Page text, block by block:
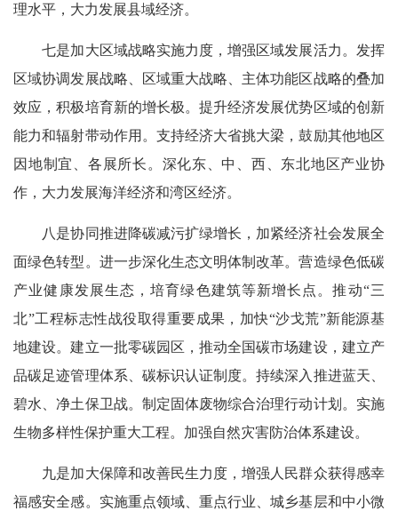
理水平，大力发展县域经济。
七是加大区域战略实施力度，增强区域发展活力。发挥
区域协调发展战略、区域重大战略、主体功能区战略的叠加
效应，积极培育新的增长极。提升经济发展优势区域的创新
能力和辐射带动作用。支持经济大省挑大梁，鼓励其他地区
因地制宜、各展所长。深化东、中、西、东北地区产业协
作，大力发展海洋经济和湾区经济。
八是协同推进降碳减污扩绿增长，加紧经济社会发展全
面绿色转型。进一步深化生态文明体制改革。营造绿色低碳
产业健康发展生态，培育绿色建筑等新增长点。推动“三
北”工程标志性战役取得重要成果，加快“沙戈荒”新能源基
地建设。建立一批零碳园区，推动全国碳市场建设，建立产
品碳足迹管理体系、碳标识认证制度。持续深入推进蓝天、
碧水、净土保卫战。制定固体废物综合治理行动计划。实施
生物多样性保护重大工程。加强自然灾害防治体系建设。
九是加大保障和改善民生力度，增强人民群众获得感幸
福感安全感。实施重点领域、重点行业、城乡基层和中小微